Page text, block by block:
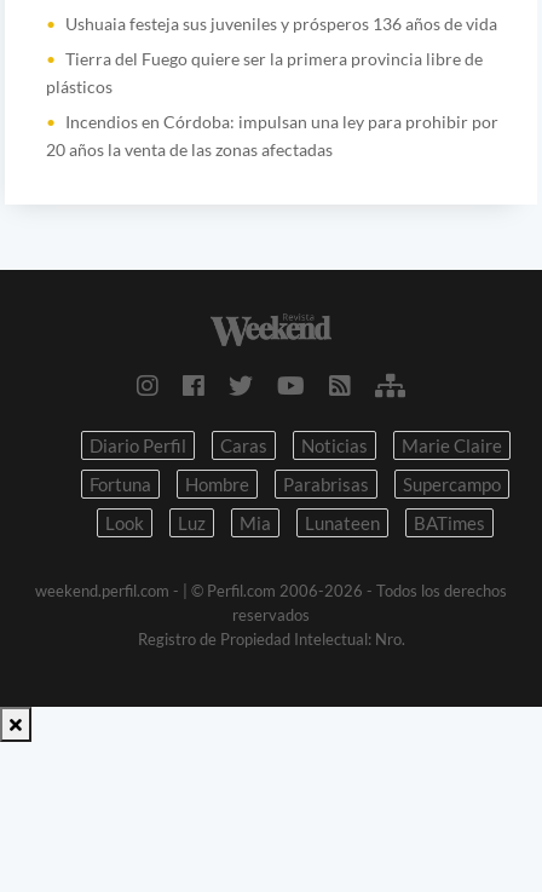
Ushuaia festeja sus juveniles y prósperos 136 años de vida
Tierra del Fuego quiere ser la primera provincia libre de
plásticos
Incendios en Córdoba: impulsan una ley para prohibir por
20 años la venta de las zonas afectadas
Diario Perfil Caras Noticias
Marie Claire
Fortuna
Hombre Parabrisas
Supercampo
Look
Luz Mia Lunateen BATimes
weekend.perfil.com -
| © Perfil.com 2006-2026 - Todos los derechos
reservados
Registro de Propiedad Intelectual: Nro.